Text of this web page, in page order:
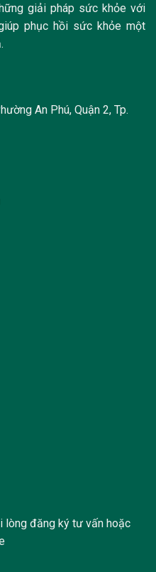
giải pháp sức khỏe với
phục hồi sức khỏe một
An Phú, Quận 2, Tp.
lòng đăng ký tư vấn hoặc